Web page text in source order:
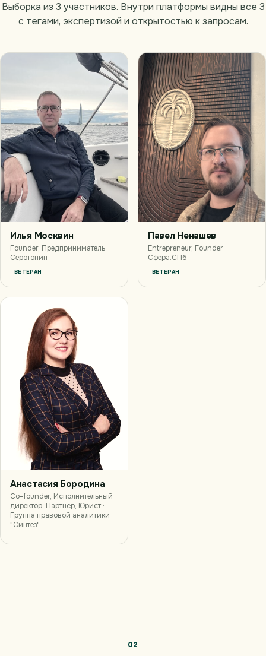
Выборка из 3 участников. Внутри платформы видны все 3
с тегами, экспертизой и открытостью к запросам.
Илья Москвин
Founder, Предприниматель ·
Серотонин
ВЕТЕРАН
Павел Ненашев
Entrepreneur, Founder ·
Сфера.СПб
ВЕТЕРАН
Анастасия Бородина
Co-founder, Исполнительный
директор, Партнёр, Юрист ·
Группа правовой аналитики
"Синтез"
02